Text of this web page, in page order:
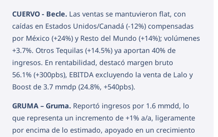
CUERVO - Becle. Las ventas se mantuvieron flat, con
caídas en Estados Unidos/Canadá (-12%) compensadas
por México (+24%) y Resto del Mundo (+14%); volúmenes
+3.7%. Otros Tequilas (+14.5%) ya aportan 40% de
ingresos. En rentabilidad, destacó margen bruto
56.1% (+300pbs), EBITDA excluyendo la venta de Lalo y
Boost de 3.7 mmdp (24.8%, +540pbs).
GRUMA – Gruma. Reportó ingresos por 1.6 mmdd, lo
que representa un incremento de +1% a/a, ligeramente
por encima de lo estimado, apoyado en un crecimiento